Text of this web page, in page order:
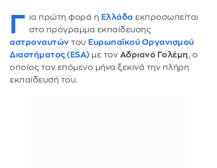
Γ ια πρώτη φορά η Ελλάδα εκπροσωπείται
στο πρόγραμμα εκπαίδευσης
αστροναυτών του Ευρωπαϊκού Οργανισμού
Διαστήματος (ESA) με τον Αδριανό Γολέμη, ο
οποίος τον επόμενο μήνα ξεκινά την πλήρη
εκπαίδευσή του.